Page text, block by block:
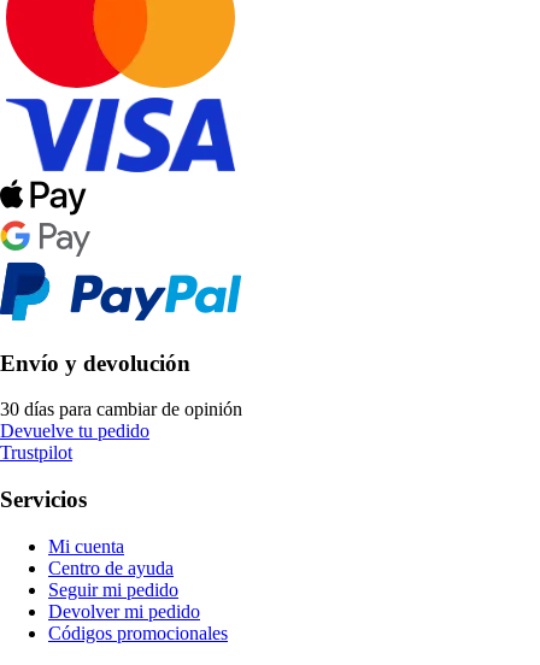
Envío y devolución
30 días para cambiar de opinión
Devuelve tu pedido
Trustpilot
Servicios
Mi cuenta
Centro de ayuda
Seguir mi pedido
Devolver mi pedido
Códigos promocionales